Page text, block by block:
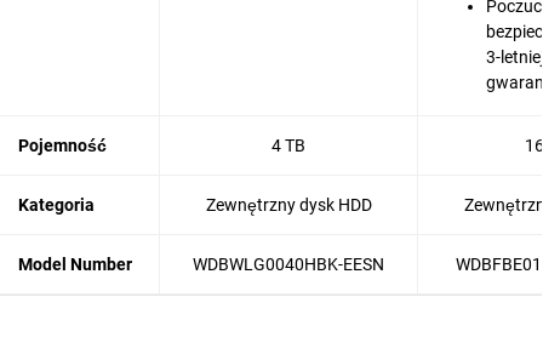
3-
Pojemność 4 TB
Kategoria Zewnętrzny dysk HDD
Model Number WDBWLG0040HBK-EESN